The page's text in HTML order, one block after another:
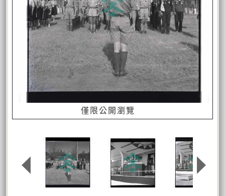
僅限公開瀏覽